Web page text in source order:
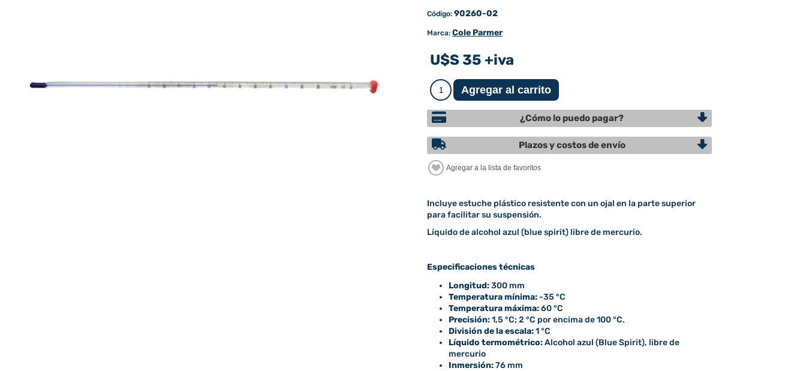
Código: 90260-02
Marca: Cole Parmer
U$S 35 +iva
¿Cómo lo puedo pagar?
Plazos y costos de envío
Incluye estuche plástico resistente con un ojal en la parte superior
para facilitar su suspensión.
Líquido de alcohol azul (blue spirit) libre de mercurio.
Especificaciones técnicas
Longitud:300 mm
Temperatura mínima:-35 °C
Temperatura máxima:60 °C
Precisión:1,5 °C; 2 °C por encima de 100 °C.
División de la escala:1 °C
Líquido termométrico:Alcohol azul (Blue Spirit), libre de
mercurio
Inmersión:76 mm